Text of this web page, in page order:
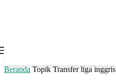
Beranda Topik Transfer liga inggris